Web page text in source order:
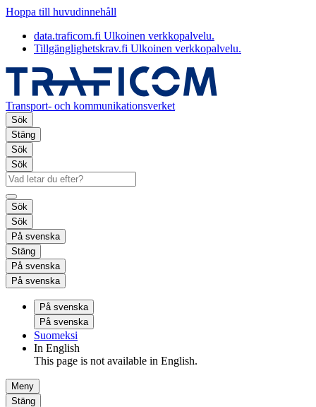
Hoppa till huvudinnehåll
data.traficom.fi Ulkoinen verkkopalvelu.
Tillgänglighetskrav.fi Ulkoinen verkkopalvelu.
Transport- och kommunikationsverket
Sök
Stäng
Sök
Sök
Sök
Sök
På svenska
Stäng
På svenska
På svenska
På svenska
På svenska
Suomeksi
In English
This page is not available in English.
Meny
Stäng